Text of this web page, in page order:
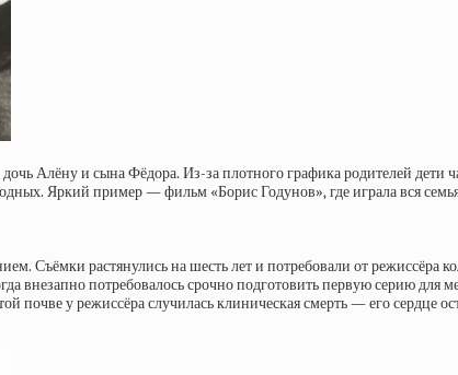
Алёну и сына Фёдора. Из-за плотного графика родителей дети
Яркий пример — фильм «Борис Годунов», где играла вся
Съёмки растянулись на шесть лет и потребовали от режиссёра
внезапно потребовалось срочно подготовить первую серию для
почве у режиссёра случилась клиническая смерть — его сердце